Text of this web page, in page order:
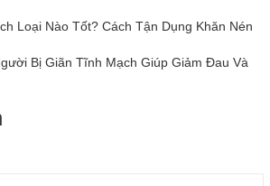
Loại Nào Tốt? Cách Tận Dụng Khăn Nén
Bị Giãn Tĩnh Mạch Giúp Giảm Đau Và